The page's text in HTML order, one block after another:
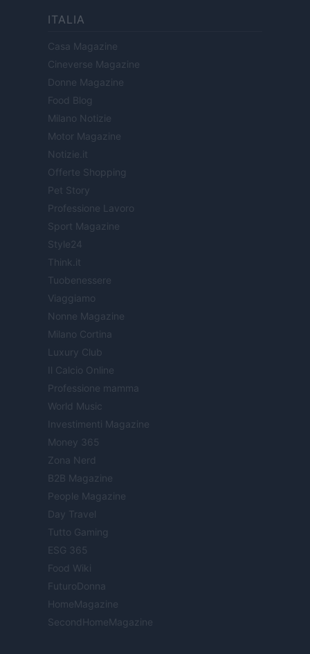
ITALIA
Casa Magazine
Cineverse Magazine
Donne Magazine
Food Blog
Milano Notizie
Motor Magazine
Notizie.it
Offerte Shopping
Pet Story
Professione Lavoro
Sport Magazine
Style24
Think.it
Tuobenessere
Viaggiamo
Nonne Magazine
Milano Cortina
Luxury Club
Il Calcio Online
Professione mamma
World Music
Investimenti Magazine
Money 365
Zona Nerd
B2B Magazine
People Magazine
Day Travel
Tutto Gaming
ESG 365
Food Wiki
FuturoDonna
HomeMagazine
SecondHomeMagazine